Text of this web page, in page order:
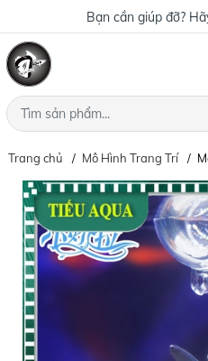
Bạn cần giúp đỡ?
Trang chủ Mô Hình Trang Trí